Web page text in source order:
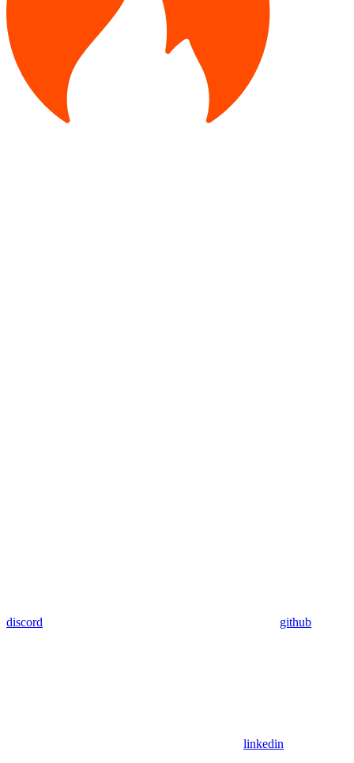
discord github
linkedin